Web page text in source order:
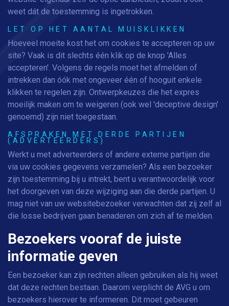
weet dát de toestemming is ingetrokken.
LET OP HET AANTAL MUISKLIKKEN
Hoeveel moeite kost het om cookies te accepteren op uw
site? Vaak is dit slechts één klik op de knop 'Alles
accepteren'. Volgens de regels moet het afmelden of
intrekken dan óók met ongeveer één of hooguit enkele
klikken te regelen zijn. Ontwerpkeuzes die het expres
moeilijk maken om te weigeren (ook wel 'deceptive design'
genoemd) zijn niet toegestaan.
AFSPRAKEN MET DERDE PARTIJEN
(ADVERTEERDERS)
Werkt u met adverteerders of andere externe partijen die
via uw cookies gegevens verzamelen? Als een bezoeker
zijn toestemming bij u intrekt, bent u verantwoordelijk voor
het doorgeven van deze wijziging aan die derde partijen. U
mag niet van uw websitebezoeker verwachten dat zij zelf al
die losse bedrijven gaan benaderen om zich af te melden.
Bezoekers vooraf de juiste
informatie geven
Een bezoeker kan zijn rechten alleen gebruiken als hij weet
dat deze rechten bestaan. Daarom verplicht de AVG u om
bezoekers hierover te informeren. Dit moet gebeuren